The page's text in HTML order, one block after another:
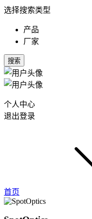
选择搜索类型
产品
厂家
搜索
个人中心
退出登录
首页